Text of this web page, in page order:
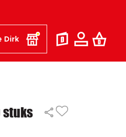
Dirk
stuks